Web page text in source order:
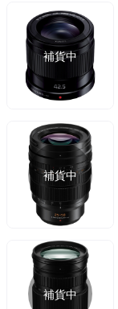
補貨中
補貨中
補貨中